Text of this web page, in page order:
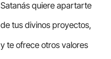
Satanás quiere apartarte
de tus divinos proyectos,
y te ofrece otros valores